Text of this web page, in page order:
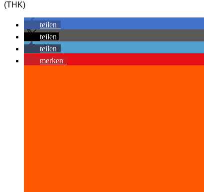
(THK)
teilen
teilen
teilen
merken